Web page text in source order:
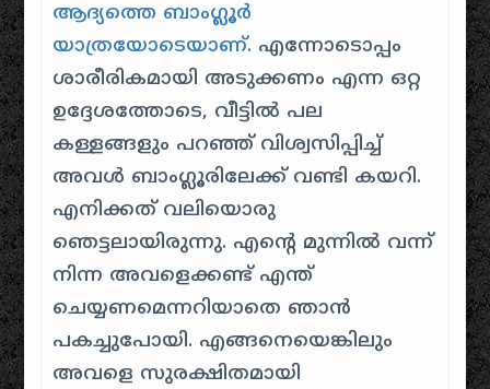
ആദ്യത്തെ ബാംഗ്ലൂർ
യാത്രയോടെയാണ്. എന്നോടൊപ്പം
ശാരീരികമായി അടുക്കണം എന്ന ഒറ്റ
ഉദ്ദേശത്തോടെ, വീട്ടിൽ പല
കള്ളങ്ങളും പറഞ്ഞ് വിശ്വസിപ്പിച്ച്
അവൾ ബാംഗ്ലൂരിലേക്ക് വണ്ടി കയറി.
എനിക്കത് വലിയൊരു
ഞെട്ടലായിരുന്നു. എൻ്റെ മുന്നിൽ വന്ന്
നിന്ന അവളെക്കണ്ട് എന്ത്
ചെയ്യണമെന്നറിയാതെ ഞാൻ
പകച്ചുപോയി. എങ്ങനെയെങ്കിലും
അവളെ സുരക്ഷിതമായി